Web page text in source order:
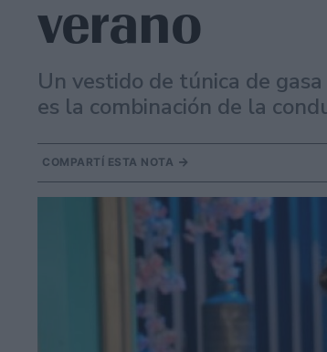
verano
Un vestido de túnica de
es la combinación de la
COMPARTÍ ESTA NOTA